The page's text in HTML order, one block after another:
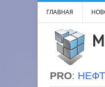
ГЛАВНАЯ
PRO: